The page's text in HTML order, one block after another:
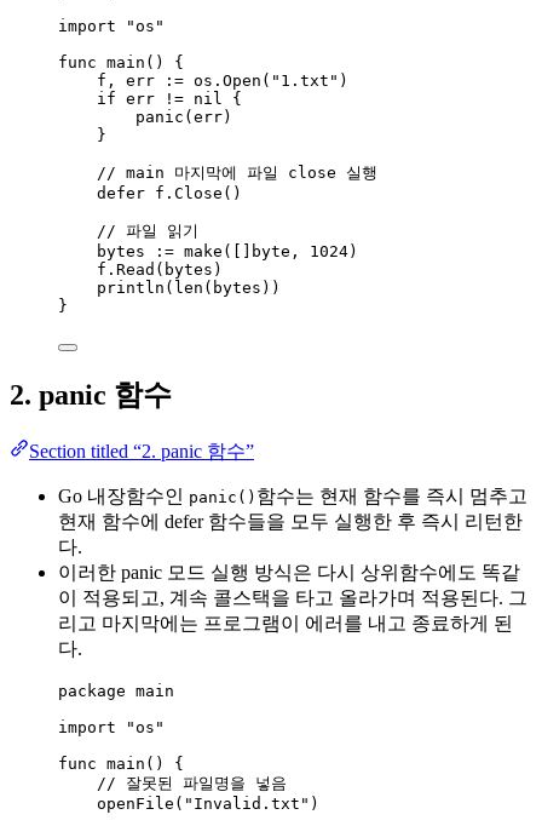
import
"os "
func main () {
f , err := os . Open ( " 1.txt " )
if err != nil
{
panic (err)
}
// main 마지막에 파일 close 실행
defer f . Close ()
// 파일 읽기
bytes
:= make ([] byte , 1024)
f . Read ( bytes )
println ( len ( bytes ))
}
2. panic 함수
Section titled “2. panic 함수”
Go 내장함수인 panic() 함수는 현재 함수를 즉시 멈추고
현재 함수에 defer 함수들을 모두 실행한 후 즉시 리턴한
다.
이러한 panic 모드 실행 방식은 다시 상위함수에도 똑같
이 적용되고, 계속 콜스택을 타고 올라가며 적용된다. 그
리고 마지막에는 프로그램이 에러를 내고 종료하게 된
다.
package main
import
"os "
func main () {
// 잘못된 파일명을 넣음
openFile ( " Invalid.txt " )